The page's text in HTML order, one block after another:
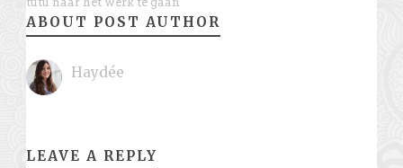
ABOUT POST AUTHOR
Haydée
LEAVE A REPLY